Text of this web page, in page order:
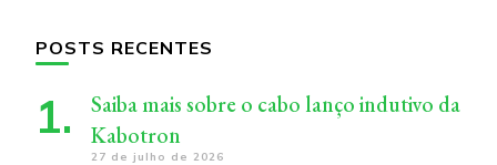
POSTS RECENTES
Saiba mais sobre o cabo lanço indutivo da
Kabotron
27 de julho de 2026